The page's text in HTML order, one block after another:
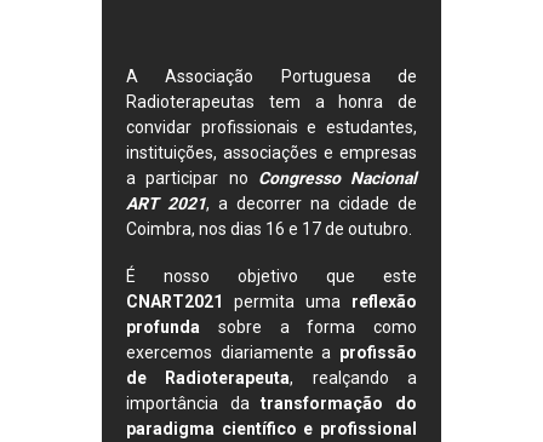
A Associação Portuguesa de
Radioterapeutas tem a honra de
convidar profissionais e estudantes,
instituições, associações e empresas
a participar no
Congresso Nacional
ART 2021, a decorrer na cidade de
Coimbra, nos dias 16 e 17 de outubro.
É nosso objetivo que este
CNART2021
permita uma reflexão
profunda sobre a forma como
exercemos diariamente a profissão
de Radioterapeuta, realçando a
importância datransformação do
paradigma científico e profissional